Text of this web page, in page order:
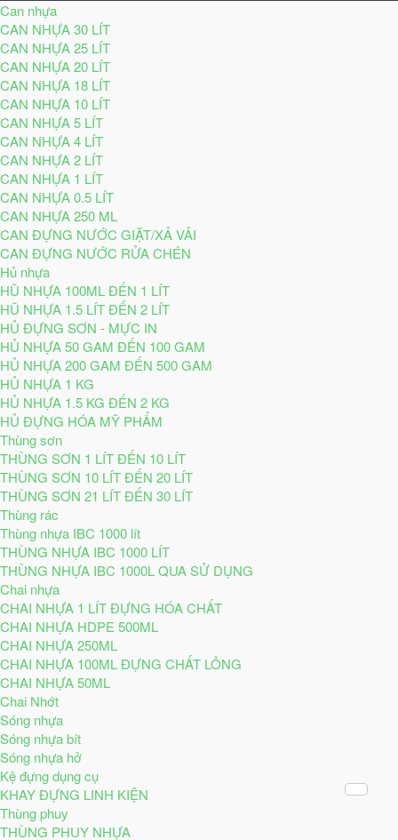
Can nhựa
CAN NHỰA 30 LÍT
CAN NHỰA 25 LÍT
CAN NHỰA 20 LÍT
CAN NHỰA 18 LÍT
CAN NHỰA 10 LÍT
CAN NHỰA 5 LÍT
CAN NHỰA 4 LÍT
CAN NHỰA 2 LÍT
CAN NHỰA 1 LÍT
CAN NHỰA 0.5 LÍT
CAN NHỰA 250 ML
CAN ĐỰNG NƯỚC GIẶT/XẢ VẢI
CAN ĐỰNG NƯỚC RỬA CHÉN
Hủ nhựa
HŨ NHỰA 100ML ĐẾN 1 LÍT
HŨ NHỰA 1.5 LÍT ĐẾN 2 LÍT
HỦ ĐỰNG SƠN - MỰC IN
HỦ NHỰA 50 GAM ĐẾN 100 GAM
HỦ NHỰA 200 GAM ĐẾN 500 GAM
HỦ NHỰA 1 KG
HỦ NHỰA 1.5 KG ĐẾN 2 KG
HỦ ĐỰNG HÓA MỸ PHẨM
Thùng sơn
THÙNG SƠN 1 LÍT ĐẾN 10 LÍT
THÙNG SƠN 10 LÍT ĐẾN 20 LÍT
THÙNG SƠN 21 LÍT ĐẾN 30 LÍT
Thùng rác
Thùng nhựa IBC 1000 lít
THÙNG NHỰA IBC 1000 LÍT
THÙNG NHỰA IBC 1000L QUA SỬ DỤNG
Chai nhựa
CHAI NHỰA 1 LÍT ĐỰNG HÓA CHẤT
CHAI NHỰA HDPE 500ML
CHAI NHỰA 250ML
CHAI NHỰA 100ML ĐỰNG CHẤT LỎNG
CHAI NHỰA 50ML
Chai Nhớt
Sóng nhựa
Sóng nhựa bít
Sóng nhựa hở
Kệ đựng dụng cụ
KHAY ĐỰNG LINH KIỆN
Thùng phuy
THÙNG PHUY NHỰA